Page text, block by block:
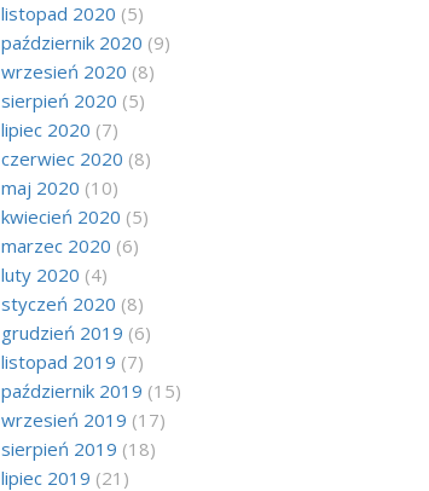
listopad 2020 (5)
październik 2020 (9)
wrzesień 2020 (8)
sierpień 2020 (5)
lipiec 2020 (7)
czerwiec 2020 (8)
maj 2020 (10)
kwiecień 2020 (5)
marzec 2020 (6)
luty 2020 (4)
styczeń 2020 (8)
grudzień 2019 (6)
listopad 2019 (7)
październik 2019 (15)
wrzesień 2019 (17)
sierpień 2019 (18)
lipiec 2019 (21)